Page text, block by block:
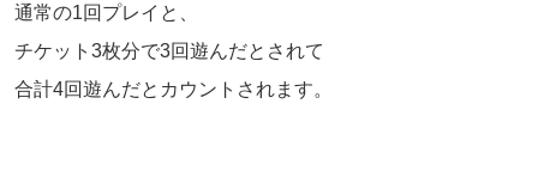
通常の1回プレイと、
チケット3枚分で3回遊んだとされて
合計4回遊んだとカウントされます。